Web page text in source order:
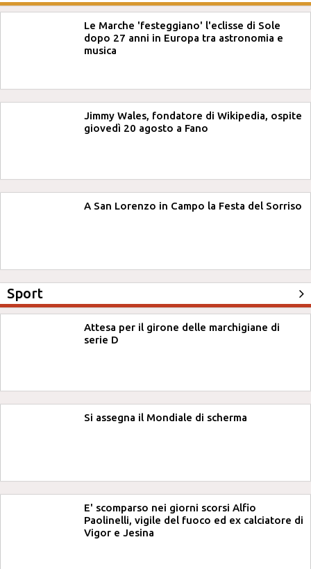
Le Marche 'festeggiano' l'eclisse di Sole
dopo 27 anni in Europa tra astronomia e
musica
Jimmy Wales, fondatore di Wikipedia, ospite
giovedì 20 agosto a Fano
A San Lorenzo in Campo la Festa del Sorriso
Sport
Attesa per il girone delle marchigiane di
serie D
Si assegna il Mondiale di scherma
E' scomparso nei giorni scorsi Alfio
Paolinelli, vigile del fuoco ed ex calciatore di
Vigor e Jesina